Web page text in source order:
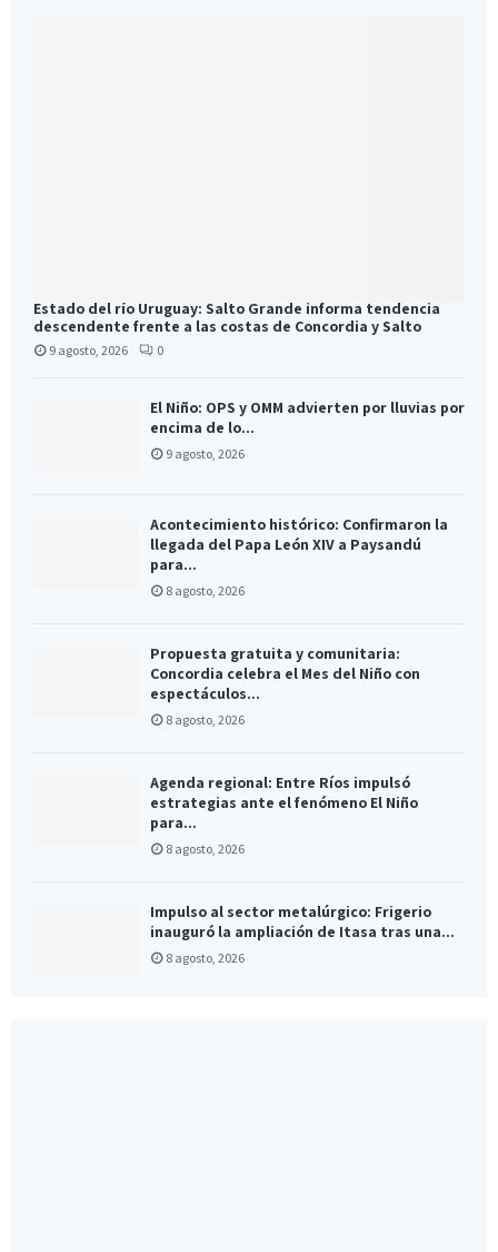
Estado del río Uruguay: Salto Grande informa tendencia
descendente frente a las costas de Concordia y Salto
9 agosto, 2026 0
El Niño: OPS y OMM advierten por lluvias por
encima de lo...
9 agosto, 2026
Acontecimiento histórico: Confirmaron la
llegada del Papa León XIV a Paysandú
para...
8 agosto, 2026
Propuesta gratuita y comunitaria:
Concordia celebra el Mes del Niño con
espectáculos...
8 agosto, 2026
Agenda regional: Entre Ríos impulsó
estrategias ante el fenómeno El Niño
para...
8 agosto, 2026
Impulso al sector metalúrgico: Frigerio
inauguró la ampliación de Itasa tras una...
8 agosto, 2026